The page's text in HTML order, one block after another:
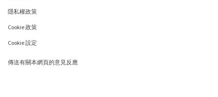
隱私權政策
Cookie 政策
Cookie 設定
傳送有關本網頁的意見反應